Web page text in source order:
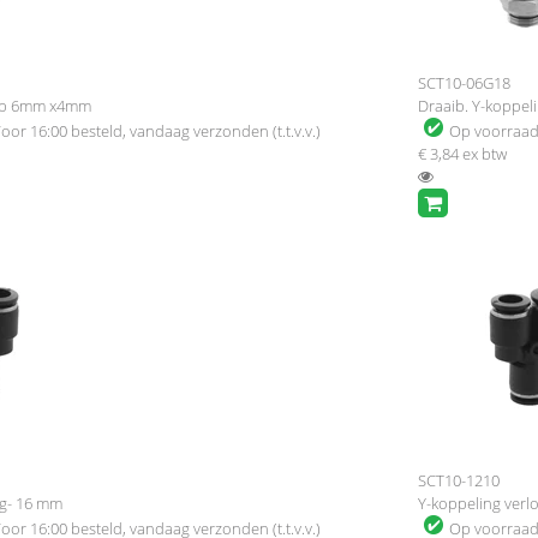
6mm x4mm
16:00 besteld, vandaag verzonden (t.t.v.v.)
SCT10-06G18
Draaib. Y-
Op
€ 3,84ex btw
16 mm
16:00 besteld, vandaag verzonden (t.t.v.v.)
SCT10-1210
Y-koppeling
Op